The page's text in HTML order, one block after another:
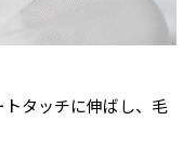
タッチに伸ばし、毛